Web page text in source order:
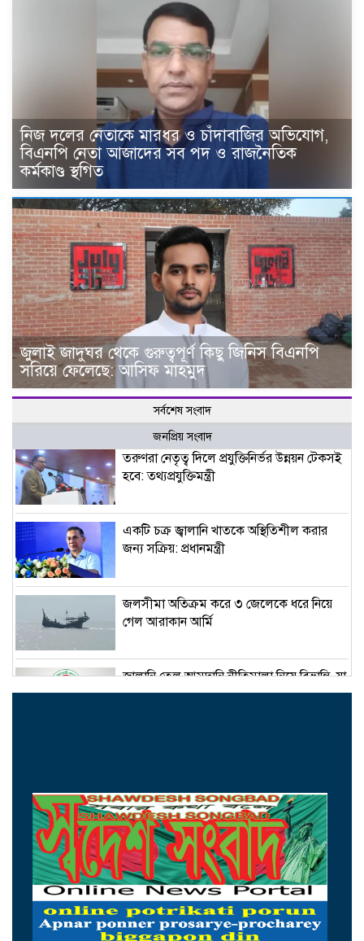
নিজ দলের নেতাকে মারধর ও চাঁদাবাজির অভিযোগ,
বিএনপি নেতা আজাদের সব পদ ও রাজনৈতিক
কর্মকাণ্ড স্থগিত
জুলাই জাদুঘর থেকে গুরুত্বপূর্ণ কিছু জিনিস বিএনপি
সরিয়ে ফেলেছে: আসিফ মাহমুদ
সর্বশেষ সংবাদ
জনপ্রিয় সংবাদ
তরুণরা নেতৃত্ব দিলে প্রযুক্তিনির্ভর উন্নয়ন টেকসই
হবে: তথ্যপ্রযুক্তিমন্ত্রী
একটি চক্র জ্বালানি খাতকে অস্থিতিশীল করার
জন্য সক্রিয়: প্রধানমন্ত্রী
জলসীমা অতিক্রম করে ৩ জেলেকে ধরে নিয়ে
গেল আরাকান আর্মি
জ্বালানি তেল আমদানি নীতিমালা নিয়ে বিভ্রান্তি, যা
বলছে মন্ত্রণালয়
জুলাই জাদুঘর থেকে গুরুত্বপূর্ণ কিছু জিনিস
বিএনপি সরিয়ে ফেলেছে: আসিফ মাহমুদ
জুলাইযোদ্ধাদের সিএনজি অটোরিকশা ও রিকশা
উপহার দিলেন প্রধানমন্ত্রী